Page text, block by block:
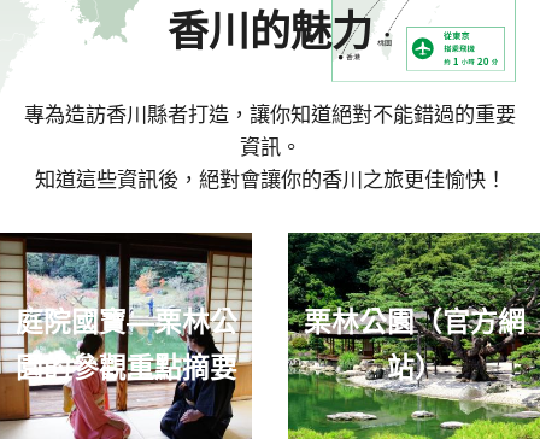
香川的魅力
專為造訪香川縣者打造，讓你知道絕對不能錯過的重要
資訊。
知道這些資訊後，絕對會讓你的香川之旅更佳愉快！
庭院國寶—栗林公
園的參觀重點摘要
栗林公園（官方網
站）